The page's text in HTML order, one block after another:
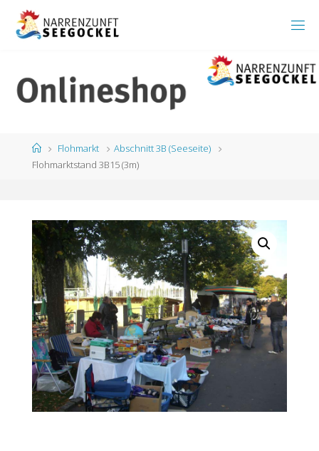
Inhalt
springen
StartFlohmarkt
Abschnitt 3B (Seeseite)
Flohmarktstand 3B15 (3m)